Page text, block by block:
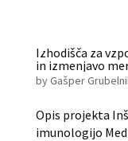
Izhodišča za
in izmenjavo
biokemijske
byGašper
Opis projekta
imunologijo